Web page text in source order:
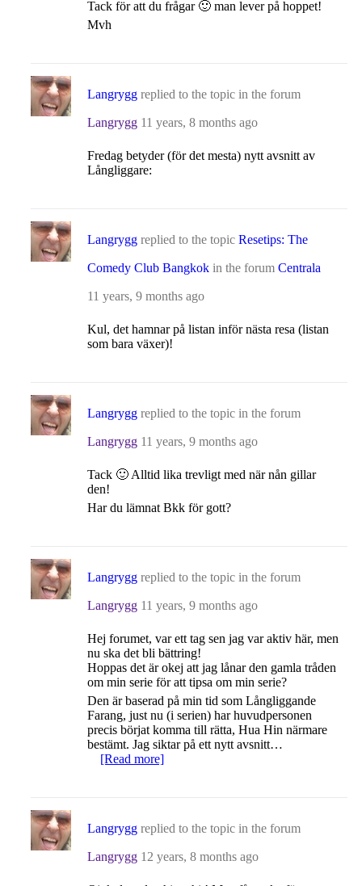
Tack för att du frågar 🙂 man lever på hoppet!
Mvh
Langrygg replied to the topic in the forum
Langrygg 11 years, 8 months ago
Fredag betyder (för det mesta) nytt avsnitt av
Långliggare:
Langrygg replied to the topic Resetips: The
Comedy Club Bangkok in the forum Centrala
11 years, 9 months ago
Kul, det hamnar på listan inför nästa resa (listan
som bara växer)!
Langrygg replied to the topic in the forum
Langrygg 11 years, 9 months ago
Tack 🙂 Alltid lika trevligt med när nån gillar
den!
Har du lämnat Bkk för gott?
Langrygg replied to the topic in the forum
Langrygg 11 years, 9 months ago
Hej forumet, var ett tag sen jag var aktiv här, men
nu ska det bli bättring!
Hoppas det är okej att jag lånar den gamla tråden
om min serie för att tipsa om min serie?
Den är baserad på min tid som Långliggande
Farang, just nu (i serien) har huvudpersonen
precis börjat komma till rätta, Hua Hin närmare
bestämt. Jag siktar på ett nytt avsnitt…
[Read more]
Langrygg replied to the topic in the forum
Langrygg 12 years, 8 months ago